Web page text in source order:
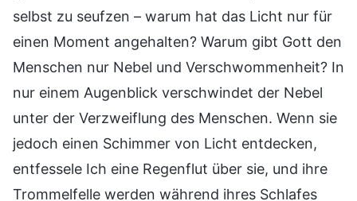
selbst zu seufzen – warum hat das Licht nur für
einen Moment angehalten? Warum gibt Gott den
Menschen nur Nebel und Verschwommenheit? In
nur einem Augenblick verschwindet der Nebel
unter der Verzweiflung des Menschen. Wenn sie
jedoch einen Schimmer von Licht entdecken,
entfessele Ich eine Regenflut über sie, und ihre
Trommelfelle werden während ihres Schlafes